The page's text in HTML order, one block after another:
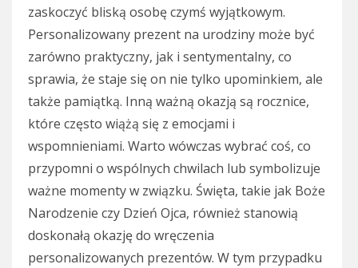
zaskoczyć bliską osobę czymś wyjątkowym.
Personalizowany prezent na urodziny może być
zarówno praktyczny, jak i sentymentalny, co
sprawia, że staje się on nie tylko upominkiem, ale
także pamiątką. Inną ważną okazją są rocznice,
które często wiążą się z emocjami i
wspomnieniami. Warto wówczas wybrać coś, co
przypomni o wspólnych chwilach lub symbolizuje
ważne momenty w związku. Święta, takie jak Boże
Narodzenie czy Dzień Ojca, również stanowią
doskonałą okazję do wręczenia
personalizowanych prezentów. W tym przypadku